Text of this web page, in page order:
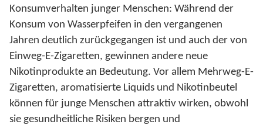
Konsumverhalten junger Menschen: Während der
Konsum von Wasserpfeifen in den vergangenen
Jahren deutlich zurückgegangen ist und auch der von
Einweg-E-Zigaretten, gewinnen andere neue
Nikotinprodukte an Bedeutung. Vor allem Mehrweg-E-
Zigaretten, aromatisierte Liquids und Nikotinbeutel
können für junge Menschen attraktiv wirken, obwohl
sie gesundheitliche Risiken bergen und